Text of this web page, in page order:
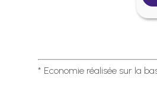
* Economie réalisée sur la